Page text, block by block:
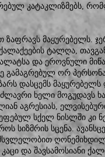
კატაკლიზმებს,
ზაფრავს მაყურებელს.
ტალღა,
და ეროვნული
გამაგრებულ ორ
დასცემს მაყურებელს
ხელი მოგუდავს
აგრესიას,
სქელ ნისლში კი
სიზმრის სცენა.
და შავსამოსიანი